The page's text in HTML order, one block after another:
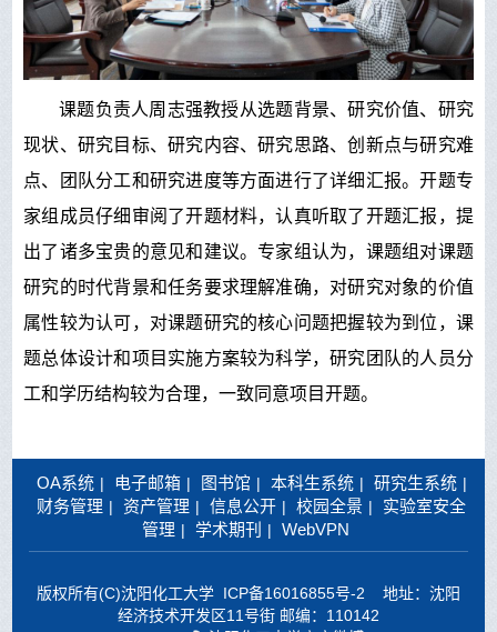
课题负责人周志强教授从选题背景、研究价值、研究
现状、研究目标、研究内容、研究思路、创新点与研究难
点、团队分工和研究进度等方面进行了详细汇报。开题专
家组成员仔细审阅了开题材料，认真听取了开题汇报，提
出了诸多宝贵的意见和建议。专家组认为，课题组对课题
研究的时代背景和任务要求理解准确，对研究对象的价值
属性较为认可，对课题研究的核心问题把握较为到位，课
题总体设计和项目实施方案较为科学，研究团队的人员分
工和学历结构较为合理，一致同意项目开题。
OA系统 | 电子邮箱 | 图书馆 | 本科生系统 | 研究生系统 |
财务管理 | 资产管理 | 信息公开 | 校园全景 |
实验室安全
管理 | 学术期刊 | WebVPN
版权所有(C)沈阳化工大学 ICP备16016855号-2
地址：沈阳
经济技术开发区11号街 邮编：110142